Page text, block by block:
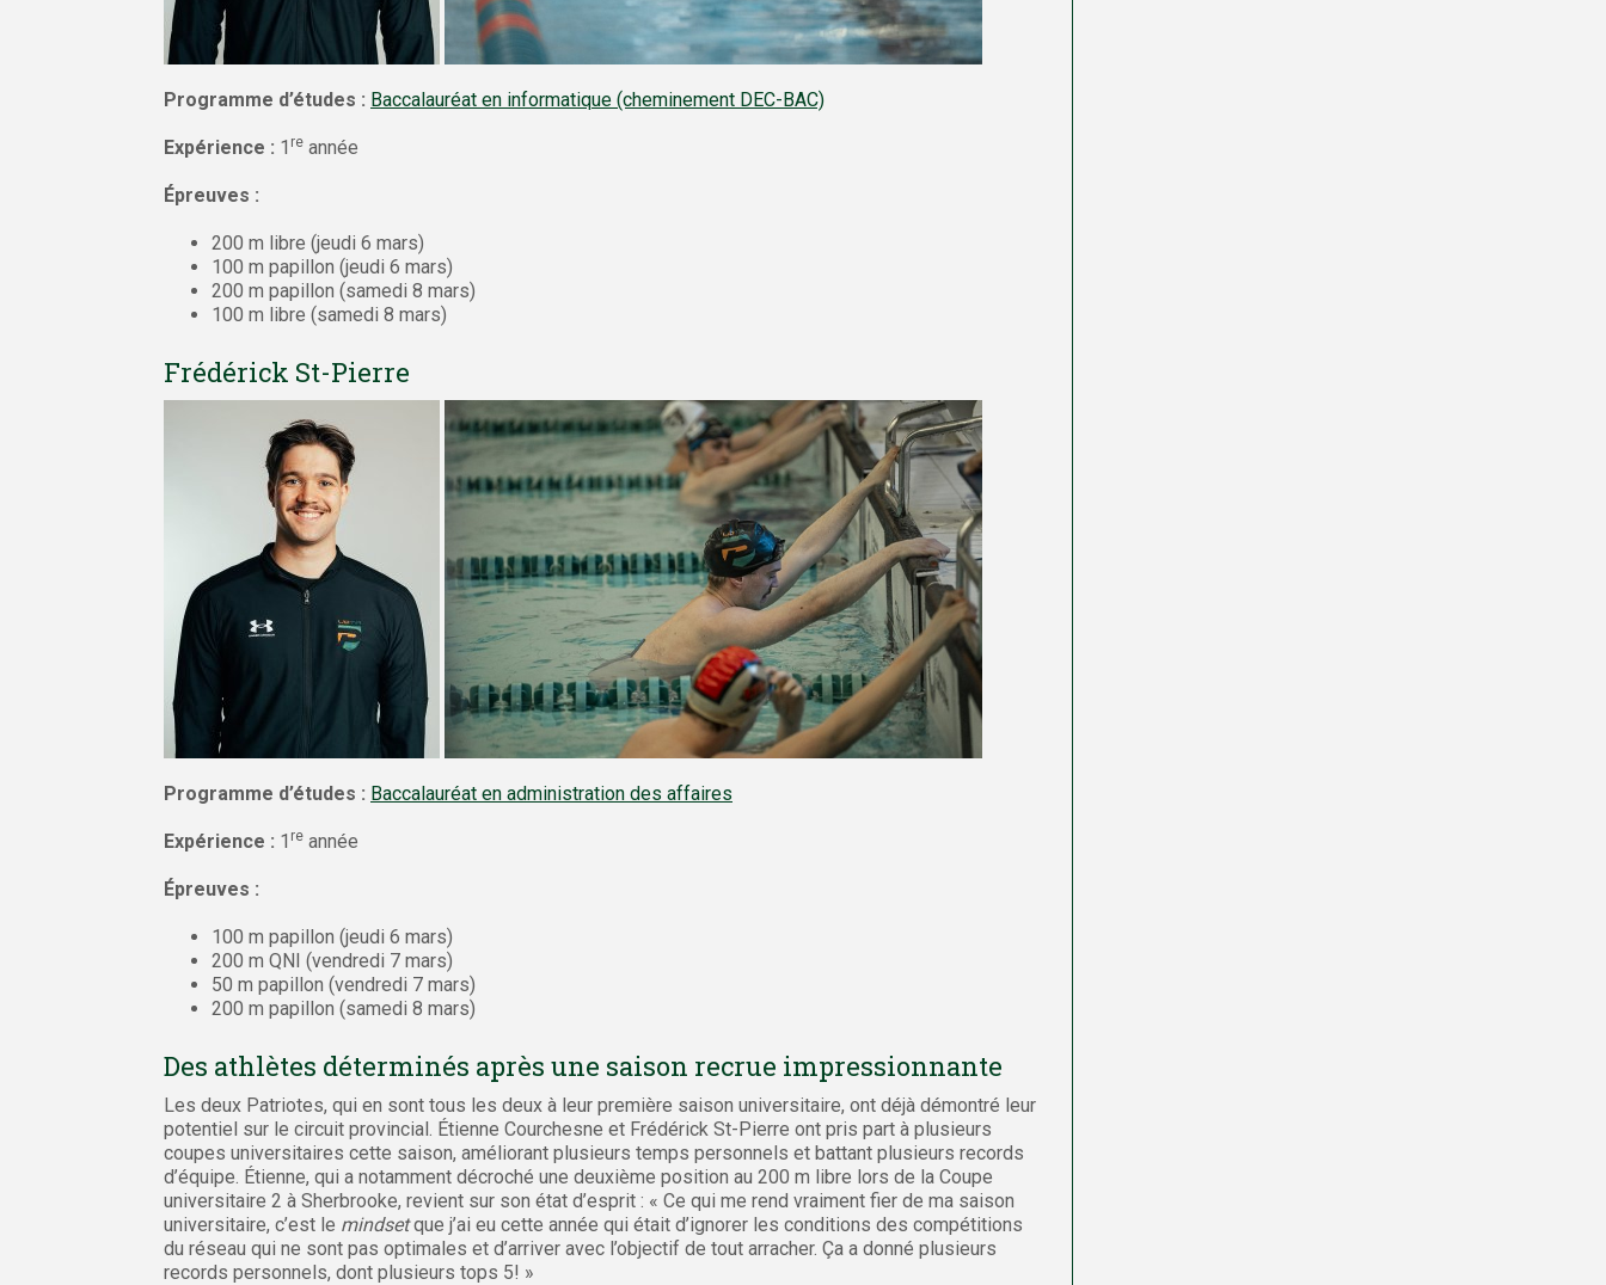
Programme d’études : Baccalauréat en informatique (cheminement DEC-BAC)
Expérience : 1 re année
Épreuves :
200 m libre (jeudi 6 mars)
100 m papillon (jeudi 6 mars)
200 m papillon (samedi 8 mars)
100 m libre (samedi 8 mars)
Frédérick St-Pierre
Programme d’études : Baccalauréat en administration des affaires
Expérience : 1 re année
Épreuves :
100 m papillon (jeudi 6 mars)
200 m QNI (vendredi 7 mars)
50 m papillon (vendredi 7 mars)
200 m papillon (samedi 8 mars)
Des athlètes déterminés après une saison recrue impressionnante
Les deux Patriotes, qui en sont tous les deux à leur première saison universitaire, ont déjà démontré leur
potentiel sur le circuit provincial. Étienne Courchesne et Frédérick St-Pierre ont pris part à plusieurs
coupes universitaires cette saison, améliorant plusieurs temps personnels et battant plusieurs records
d’équipe. Étienne, qui a notamment décroché une deuxième position au 200 m libre lors de la Coupe
universitaire 2 à Sherbrooke, revient sur son état d’esprit : « Ce qui me rend vraiment fier de ma saison
universitaire, c’est le mindsetque j’ai eu cette année qui était d’ignorer les conditions des compétitions
du réseau qui ne sont pas optimales et d’arriver avec l’objectif de tout arracher. Ça a donné plusieurs
records personnels, dont plusieurs tops 5! »